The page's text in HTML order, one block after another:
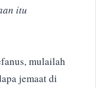
itu
mulailah
jemaat di